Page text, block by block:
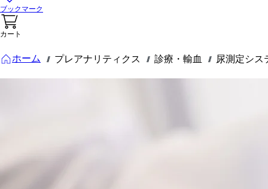
ブックマーク
カート
ホーム /// プレアナリティクス /// 診療・輸血 /// 尿測定シス